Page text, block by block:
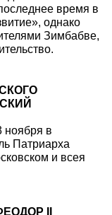
время в
однако
Зимбабве,
ноября в
Патриарха
и всея
II